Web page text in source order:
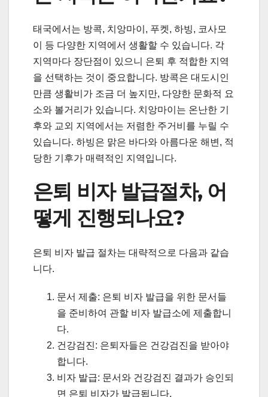
태국에서는 방콕, 치앙마이, 푸켓, 하빙, 코사모
이 등 다양한 지역에서 생활할 수 있습니다. 각
지역마다 장단점이 있으니 은퇴 후 적합한 지역
을 선택하는 것이 중요합니다. 방콕은 대도시인
만큼 생활비가 조금 더 높지만, 다양한 문화적 요
소와 볼거리가 있습니다. 치앙마이는 온난한 기
후와 교외 지역에서는 저렴한 주거비를 누릴 수
있습니다. 하빙은 맑은 바다와 아름다운 해변, 적
당한 기후가 매력적인 지역입니다.
은퇴 비자 발급절차, 어
떻게 진행되나요?
은퇴 비자 발급 절차는 대략적으로 다음과 같습
니다.
문서 제출: 은퇴 비자 발급을 위한 문서들
을 준비하여 관할 비자 발급소에 제출합니
다.
건강검진: 은퇴자들은 건강검진을 받아야
합니다.
비자 발급: 문서와 건강검진 결과가 승인되
면 은퇴 비자가 발급됩니다.